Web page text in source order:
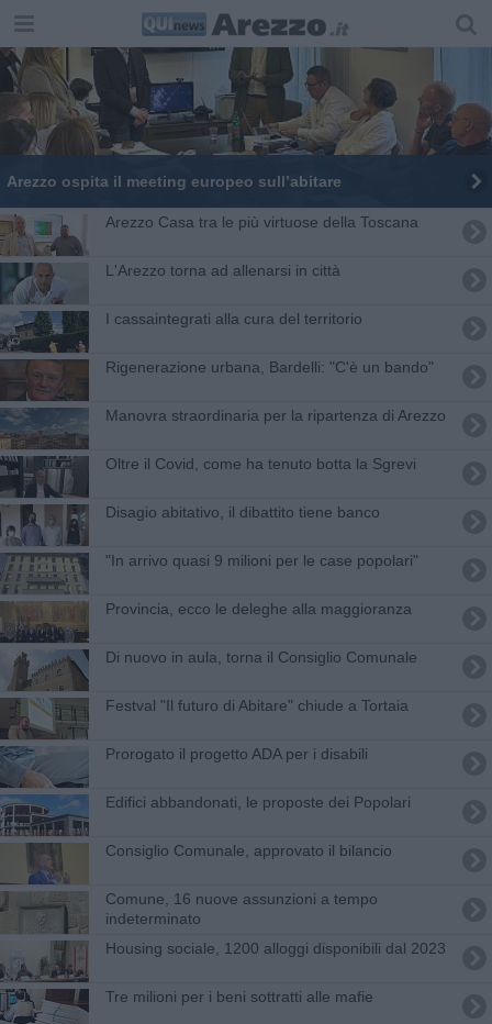
​Arezzo ospita il meeting europeo sull’abitare
Arezzo Casa tra le più virtuose della Toscana
L'Arezzo torna ad allenarsi in città
I cassaintegrati alla cura del territorio
Rigenerazione urbana, Bardelli: "C'è un bando"
Manovra straordinaria per la ripartenza di Arezzo
Oltre il Covid, come ha tenuto botta la Sgrevi
Disagio abitativo, il dibattito tiene banco
"In arrivo quasi 9 milioni per le case popolari"
Provincia, ecco le deleghe alla maggioranza
Di nuovo in aula, torna il Consiglio Comunale
Festval "Il futuro di Abitare" chiude a Tortaia
Prorogato il progetto ADA per i disabili
Edifici abbandonati, le proposte dei Popolari
Consiglio Comunale, approvato il bilancio
Comune, 16 nuove assunzioni a tempo
indeterminato
Housing sociale, 1200 alloggi disponibili dal 2023
Tre milioni per i beni sottratti alle mafie